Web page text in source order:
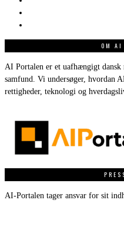
OM AI
AI Portalen er et uafhængigt
samfund. Vi undersøger, hvordan
rettigheder, teknologi og
AI-Portalen tager ansvar for sit